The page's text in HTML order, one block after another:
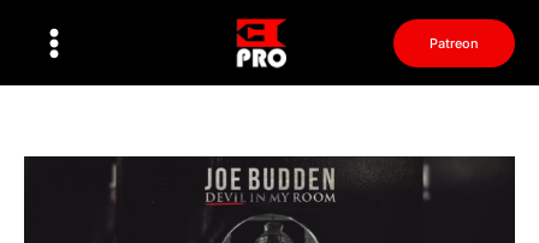
Patreon